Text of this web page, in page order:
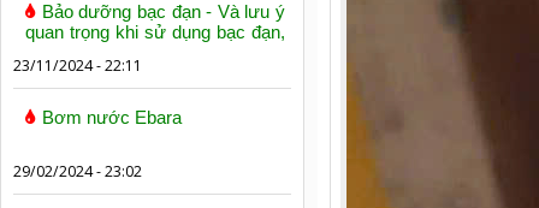
Bảo dưỡng bạc đạn - Và lưu ý
quan trọng khi sử dụng bạc đạn,
23/11/2024 - 22:11
Bơm nước Ebara
29/02/2024 - 23:02